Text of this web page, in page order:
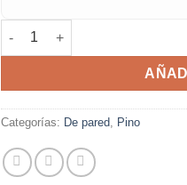
Lámpara de pared estrella
Categorías: De pared, Pino